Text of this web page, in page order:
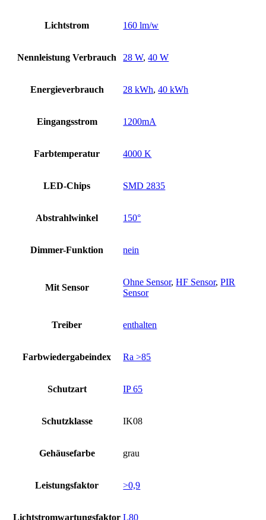
Lichtstrom 160 lm/w
Nennleistung Verbrauch 28 W,40 W
Energieverbrauch 28 kWh,40 kWh
Eingangsstrom 1200mA
Farbtemperatur 4000 K
LED-Chips SMD 2835
Abstrahlwinkel 150°
Dimmer-Funktion nein
Mit Sensor
Ohne Sensor,HF Sensor,PIR
Sensor
Treiber enthalten
Farbwiedergabeindex Ra >85
Schutzart IP 65
Schutzklasse IK08
Gehäusefarbe grau
Leistungsfaktor >0,9
Lichtstromwartungsfaktor L80